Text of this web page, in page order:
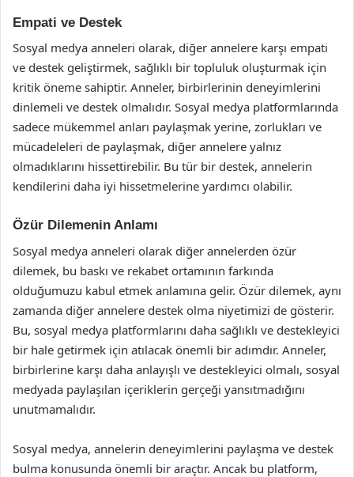
Empati ve Destek
Sosyal medya anneleri olarak, diğer annelere karşı empati
ve destek geliştirmek, sağlıklı bir topluluk oluşturmak için
kritik öneme sahiptir. Anneler, birbirlerinin deneyimlerini
dinlemeli ve destek olmalıdır. Sosyal medya platformlarında
sadece mükemmel anları paylaşmak yerine, zorlukları ve
mücadeleleri de paylaşmak, diğer annelere yalnız
olmadıklarını hissettirebilir. Bu tür bir destek, annelerin
kendilerini daha iyi hissetmelerine yardımcı olabilir.
Özür Dilemenin Anlamı
Sosyal medya anneleri olarak diğer annelerden özür
dilemek, bu baskı ve rekabet ortamının farkında
olduğumuzu kabul etmek anlamına gelir. Özür dilemek, aynı
zamanda diğer annelere destek olma niyetimizi de gösterir.
Bu, sosyal medya platformlarını daha sağlıklı ve destekleyici
bir hale getirmek için atılacak önemli bir adımdır. Anneler,
birbirlerine karşı daha anlayışlı ve destekleyici olmalı, sosyal
medyada paylaşılan içeriklerin gerçeği yansıtmadığını
unutmamalıdır.
Sosyal medya, annelerin deneyimlerini paylaşma ve destek
bulma konusunda önemli bir araçtır. Ancak bu platform,